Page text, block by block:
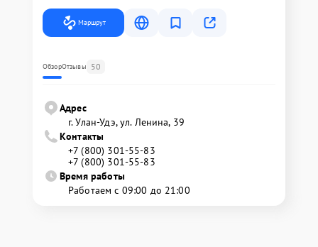
Маршрут
ОбзорОтзывы 50
Адрес
г. Улан-Удэ, ул. Ленина, 39
Контакты
+7 (800) 301-55-83
+7 (800) 301-55-83
Время работы
Работаем с 09:00 до 21:00